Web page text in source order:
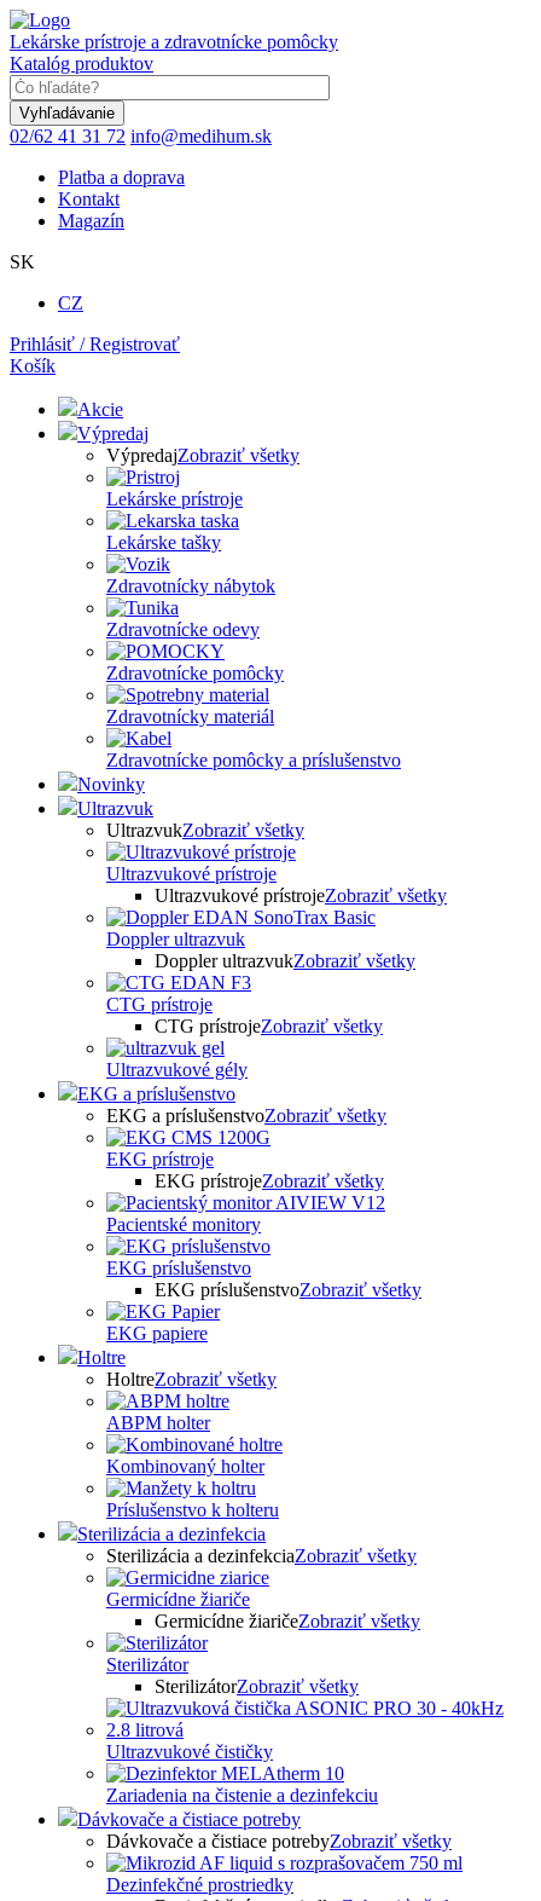
Skočiť
na
hlavný
obsah
Lekárske prístroje a zdravotnícke pomôcky
Katalóg produktov
02/62 41 31 72 info@medihum.sk
Platba a doprava
Kontakt
Magazín
SK
CZ
Prihlásiť / Registrovať
Košík
Akcie
Výpredaj
VýpredajZobraziť všetky
Lekárske prístroje
Lekárske tašky
Zdravotnícky nábytok
Zdravotnícke odevy
Zdravotnícke pomôcky
Zdravotnícky materiál
Zdravotnícke pomôcky a príslušenstvo
Novinky
Ultrazvuk
UltrazvukZobraziť všetky
Ultrazvukové prístroje
Ultrazvukové prístrojeZobraziť všetky
Doppler ultrazvuk
Doppler ultrazvukZobraziť všetky
CTG prístroje
CTG prístrojeZobraziť všetky
Ultrazvukové gély
EKG a príslušenstvo
EKG a príslušenstvoZobraziť všetky
EKG prístroje
EKG prístrojeZobraziť všetky
Pacientské monitory
EKG príslušenstvo
EKG príslušenstvoZobraziť všetky
EKG papiere
Holtre
HoltreZobraziť všetky
ABPM holter
Kombinovaný holter
Príslušenstvo k holteru
Sterilizácia a dezinfekcia
Sterilizácia a dezinfekciaZobraziť všetky
Germicídne žiariče
Germicídne žiaričeZobraziť všetky
Sterilizátor
SterilizátorZobraziť všetky
Ultrazvukové čističky
Zariadenia na čistenie a dezinfekciu
Dávkovače a čistiace potreby
Dávkovače a čistiace potrebyZobraziť všetky
Dezinfekčné prostriedky